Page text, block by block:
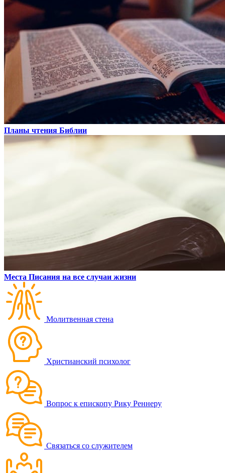
Планы чтения Библии
Места Писания на все случаи жизни
Молитвенная стена
Христианский психолог
Вопрос к епископу Рику Реннеру
Связаться со служителем